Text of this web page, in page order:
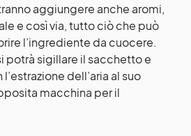
aggiungere anche aromi,
e così via, tutto ciò che può
l’ingrediente da cuocere.
potrà sigillare il sacchetto e
dell’aria al suo
macchina per il